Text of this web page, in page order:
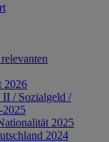
2026
II / Sozialgeld /
2025
2025
2024